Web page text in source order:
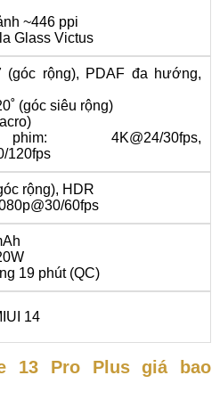
~446 ppi
Glass Victus
(góc rộng), PDAF đa hướng,
(góc siêu rộng)
4K@24/30fps,
120fps
rộng), HDR
60fps
19 phút (QC)
14
13 Pro Plus giá bao